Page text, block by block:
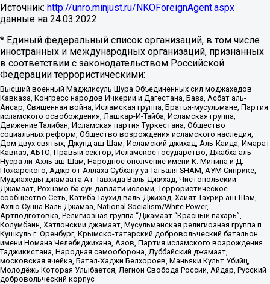
Источник: http://unro.minjust.ru/NKOForeignAgent.aspx
данные на 24.03.2022
* Единый федеральный список организаций, в том числе
иностранных и международных организаций, признанных
в соответствии с законодательством Российской
Федерации террористическими:
Высший военный Маджлисуль Шура Объединенных сил моджахедов
Кавказа, Конгресс народов Ичкерии и Дагестана, База, Асбат аль-
Ансар, Священная война, Исламская группа, Братья-мусульмане, Партия
исламского освобождения, Лашкар-И-Тайба, Исламская группа,
Движение Талибан, Исламская партия Туркестана, Общество
социальных реформ, Общество возрождения исламского наследия,
Дом двух святых, Джунд аш-Шам, Исламский джихад, Аль-Каида, Имарат
Кавказ, АБТО, Правый сектор, Исламское государство, Джабха аль-
Нусра ли-Ахль аш-Шам, Народное ополчение имени К. Минина и Д.
Пожарского, Аджр от Аллаха Субхану уа Тагьаля SHAM, АУМ Синрике,
Муджахеды джамаата Ат-Тавхида Валь-Джихад, Чистопольский
Джамаат, Рохнамо ба суи давлати исломи, Террористическое
сообщество Сеть, Катиба Таухид валь-Джихад, Хайят Тахрир аш-Шам,
Ахлю Сунна Валь Джамаа, National Socialism/White Power,
Артподготовка, Религиозная группа “Джамаат “Красный пахарь”,
Колумбайн, Хатлонский джамаат, Мусульманская религиозная группа п.
Кушкуль г. Оренбург, Крымско-татарский добровольческий батальон
имени Номана Челебиджихана, Азов, Партия исламского возрождения
Таджикистана, Народная самооборона, Дуббайский джамаат,
московская ячейка, Батал-Хаджи Белхороев, Маньяки Культ Убийц,
Молодёжь Которая Улыбается, Легион Свобода России, Айдар, Русский
добровольческий корпус